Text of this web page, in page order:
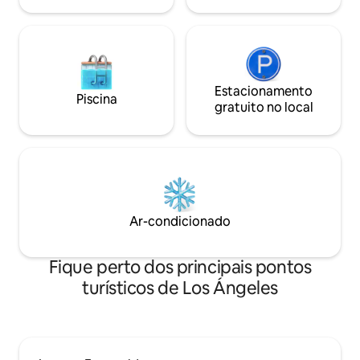
Piscina
Estacionamento
gratuito no local
Ar-condicionado
Fique perto dos principais pontos
turísticos de Los Ángeles